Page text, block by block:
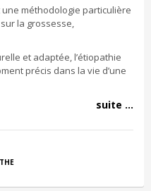
méthodologie particulière
la grossesse,
et adaptée, l’étiopathie
précis dans la vie d’une
suite ...